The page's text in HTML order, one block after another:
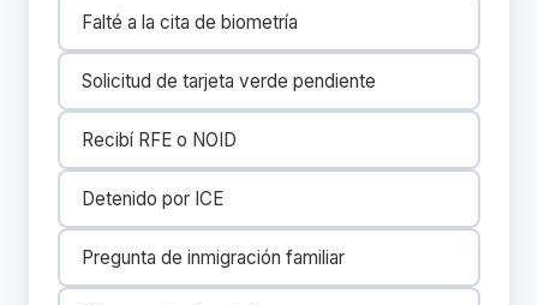
Falté a la cita de biometría
Solicitud de tarjeta verde pendiente
Recibí RFE o NOID
Detenido por ICE
Pregunta de inmigración familiar